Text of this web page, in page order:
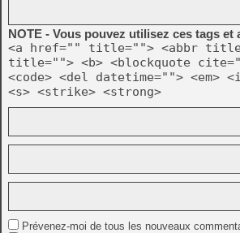
NOTE - Vous pouvez utilisez ces tags et
<a href="" title=""> <abbr
title=""> <b> <blockquote
<code> <del datetime=""> <em>
<s> <strike> <strong>
Prévenez-moi de tous les nouveaux